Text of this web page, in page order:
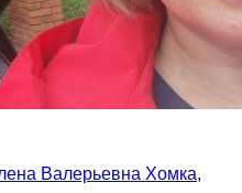
Валерьевна Хомка,